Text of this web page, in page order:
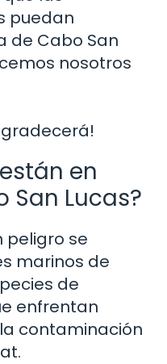
puedan
de Cabo San
nosotros
en
San Lucas?
peligro se
marinos de
de
enfrentan
contaminación